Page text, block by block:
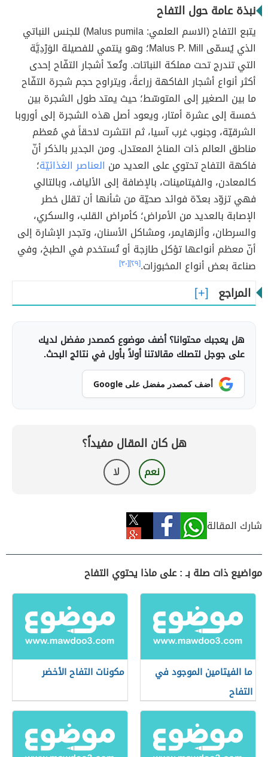
نبذة عامة حول التفاح
يتبع التفاح (الاسم العلمي: Malus pumila) للجنس النباتي
الذي يُسمّى Malus P. Mill؛ وهو ينتمي للفصيلة الوَرْدِيَّة
التي تندرج تحت مملكة النباتات. وتُعدّ أشجار التفّاح إحدى
أكثر أنواع أشجار الفاكهة زراعةً، ويتراوح حجم شجرة التفّاح
ما بين الصغير إلى المتوسّط؛ حيث يمتد طول الشجرة بين
خمسة إلى عشرة أمتار، ويعود أصل هذه الشجرة إلى أوروبا
الشرقيّة، وجنوب غرب آسيا، ثم انتشرت لاحقاً في مُعظم
مناطق العالم ذات المناخ المعتدل. ومن الجدير بالذكر أنّ
فاكهة التفاح تحتوي على العديد من العناصر الغذائيّة؛
كالمعادن، والفيتامينات، بالإضافة إلى الألياف، وبالتالي
فهي تزوّد بعدّة فوائد صحيّة من شأنها أن تقلل خطر
الإصابة بالعديد من الأمراض؛ كأمراض القلب، والسكري،
والسرطان، وألزهايمر، ومشاكل الأسنان، وتجدر الإشارة إلى
أنّ معظم أنواعها تؤكل طازجة أو تُستخدم في الطبخ، وفي
صناعة بعض أنواع المخبوزات.[٢٩] [٣٠]
المراجع
هل يعجبك محتوانا؟ أضف موضوع كمصدر مفضل لديك
على جوجل لتصلك مقالاتنا أولاً بأول في نتائج البحث.
أضف كمصدر مفضل على Google
هل كان المقال مفيداً؟
نعم لا
شارك المقالة
مواضيع ذات صلة بـ : على ماذا يحتوي التفاح
ما الفيتامين الموجود في
التفاح
مكونات التفاح الأخضر